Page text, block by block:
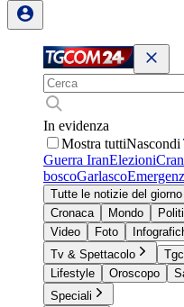
In evidenza
Mostra tuttiNascondi
Guerra IranElezioni
boscoGarlasco
Tutte le notizie del giorno
Cronaca
Mondo
Video
Foto
Tv & Spettacolo
Lifestyle
Oroscopo
Speciali